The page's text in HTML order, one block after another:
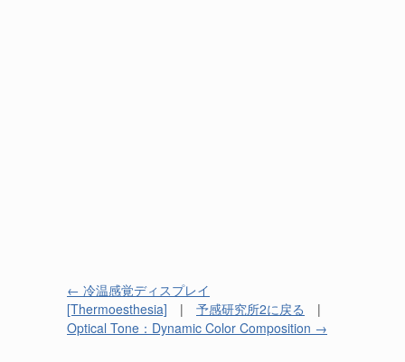
← 冷温感覚ディスプレイ
[Thermoesthesia] | 予感研究所2に戻る |
Optical Tone：Dynamic Color Composition →